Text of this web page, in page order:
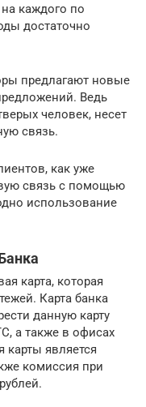
каждого по
достаточно
предлагают новые
Ведь
человек, несет
связь.
как уже
связь с помощью
использование
карта, которая
Карта банка
данную карту
а также в офисах
является
комиссия при